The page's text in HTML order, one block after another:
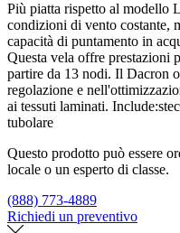
Più piatta rispetto al modello
condizioni di vento costante,
capacità di puntamento in
Questa vela offre prestazioni
partire da 13 nodi. Il Dacron
regolazione e
ai tessuti laminati.
tubolare
Questo prodotto può essere
locale o un esperto di classe.
(888) 773-4889
Richiedi un preventivo